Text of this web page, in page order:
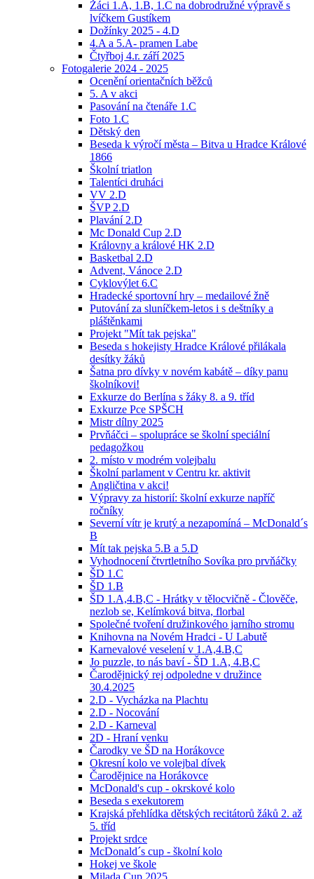
Žáci 1.A, 1.B, 1.C na dobrodružné výpravě s
lvíčkem Gustíkem
Dožínky 2025 - 4.D
4.A a 5.A- pramen Labe
Čtyřboj 4.r. září 2025
Fotogalerie 2024 - 2025
Ocenění orientačních běžců
5. A v akci
Pasování na čtenáře 1.C
Foto 1.C
Dětský den
Beseda k výročí města – Bitva u Hradce Králové
1866
Školní triatlon
Talentíci druháci
VV 2.D
ŠVP 2.D
Plavání 2.D
Mc Donald Cup 2.D
Královny a králové HK 2.D
Basketbal 2.D
Advent, Vánoce 2.D
Cyklovýlet 6.C
Hradecké sportovní hry – medailové žně
Putování za sluníčkem-letos i s deštníky a
pláštěnkami
Projekt "Mít tak pejska"
Beseda s hokejisty Hradce Králové přilákala
desítky žáků
Šatna pro dívky v novém kabátě – díky panu
školníkovi!
Exkurze do Berlína s žáky 8. a 9. tříd
Exkurze Pce SPŠCH
Mistr dílny 2025
Prvňáčci – spolupráce se školní speciální
pedagožkou
2. místo v modrém volejbalu
Školní parlament v Centru kr. aktivit
Angličtina v akci!
Výpravy za historií: školní exkurze napříč
ročníky
Severní vítr je krutý a nezapomíná – McDonald´s
B
Mít tak pejska 5.B a 5.D
Vyhodnocení čtvrtletního Sovíka pro prvňáčky
ŠD 1.C
ŠD 1.B
ŠD 1.A,4.B,C - Hrátky v tělocvičně - Člověče,
nezlob se, Kelímková bitva, florbal
Společné tvoření družinkového jarního stromu
Knihovna na Novém Hradci - U Labutě
Karnevalové veselení v 1.A,4.B,C
Jo puzzle, to nás baví - ŠD 1.A, 4.B,C
Čarodějnický rej odpoledne v družince
30.4.2025
2.D - Vycházka na Plachtu
2.D - Nocování
2.D - Karneval
2D - Hraní venku
Čarodky ve ŠD na Horákovce
Okresní kolo ve volejbal dívek
Čarodějnice na Horákovce
McDonald's cup - okrskové kolo
Beseda s exekutorem
Krajská přehlídka dětských recitátorů žáků 2. až
5. tříd
Projekt srdce
McDonald´s cup - školní kolo
Hokej ve škole